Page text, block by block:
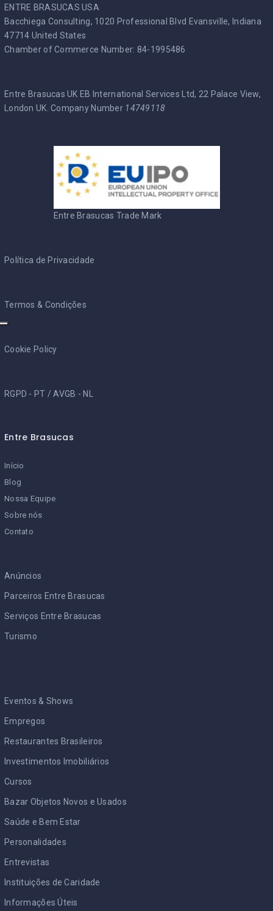
ENTRE BRASUCAS USA
Bacchiega Consulting, 1020 Professional Blvd Evansville, Indiana
47714 United States
Chamber of Commerce Number: 84-1995486
Entre Brasucas UK EB International Services Ltd, 22 Palace View,
London UK. Company Number 14749118
Entre Brasucas Trade Mark
Política de Privacidade
Termos & Condições
Cookie Policy
RGPD - PT /AVGB - NL
Entre Brasucas
Início
Blog
Nossa Equipe
Sobre nós
Contato
Anúncios
Parceiros Entre Brasucas
Serviços Entre Brasucas
Turismo
Eventos & Shows
Empregos
Restaurantes Brasileiros
Investimentos Imobiliários
Cursos
Bazar Objetos Novos e Usados
Saúde e Bem Estar
Personalidades
Entrevistas
Instituições de Caridade
Informações Úteis